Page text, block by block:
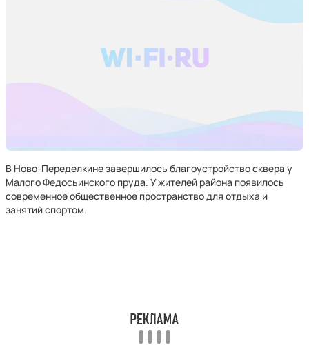
В Ново-Переделкине завершилось благоустройство сквера у
Малого Федосьинского пруда. У жителей района появилось
современное общественное пространство для отдыха и
занятий спортом.